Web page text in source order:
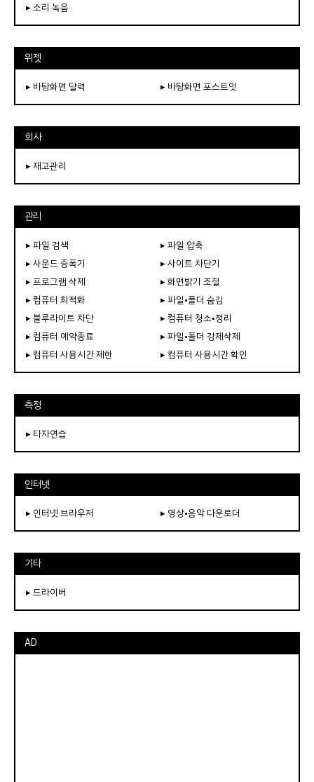
▸ 소리 녹음
위젯
▸ 바탕화면 달력 ▸ 바탕화면 포스트잇
회사
▸ 재고관리
관리
▸ 파일 검색
▸ 파일 압축
▸ 사운드 증폭기
▸ 사이트 차단기
▸ 프로그램 삭제
▸ 화면밝기 조절
▸ 컴퓨터 최적화
▸ 파일•폴더 숨김
▸ 블루라이트 차단
▸ 컴퓨터 청소•정리
▸ 컴퓨터 예약종료
▸ 파일•폴더 강제삭제
▸ 컴퓨터 사용시간 제한
▸ 컴퓨터 사용시간 확인
측정
▸ 타자연습
인터넷
▸ 인터넷 브라우저 ▸ 영상•음악 다운로더
기타
▸ 드라이버
AD